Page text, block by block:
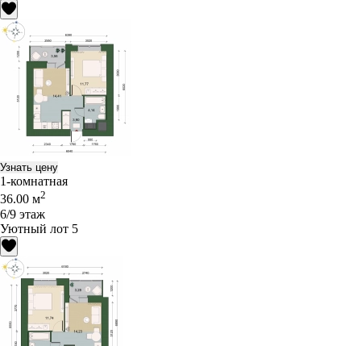
Узнать цену
1-комнатная
36.00 м2
6/9 этаж
Уютный лот 5